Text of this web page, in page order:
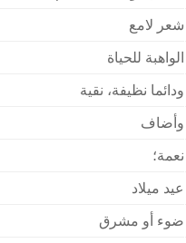
شعر لامع
الواهبة للحياة
ودائما نظيفة، نقية
وأضاف
نعمة؛
عيد ميلاد
ضوء أو مشرق